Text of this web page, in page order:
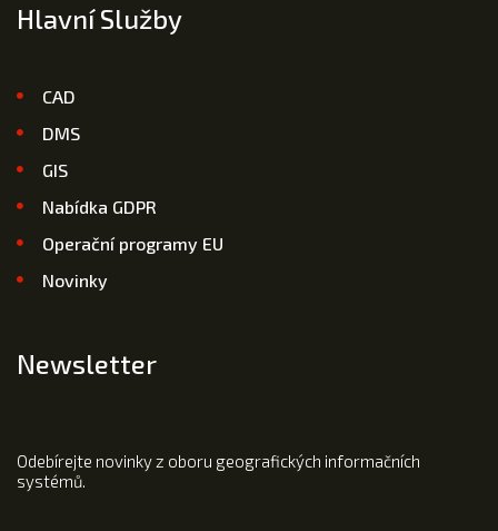
Hlavní Služby
CAD
DMS
GIS
Nabídka GDPR
Operační programy EU
Novinky
Newsletter
Odebírejte novinky z oboru geografických informačních
systémů.